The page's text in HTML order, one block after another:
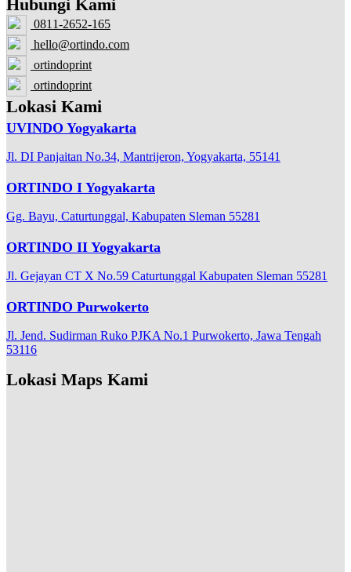
Hubungi Kami
0811-2652-165
hello@ortindo.com
ortindoprint
ortindoprint
Lokasi Kami
UVINDO Yogyakarta
Jl. DI Panjaitan No.34, Mantrijeron, Yogyakarta, 55141
ORTINDO I Yogyakarta
Gg. Bayu, Caturtunggal, Kabupaten Sleman 55281
ORTINDO II Yogyakarta
Jl. Gejayan CT X No.59 Caturtunggal Kabupaten Sleman 55281
ORTINDO Purwokerto
Jl. Jend. Sudirman Ruko PJKA No.1 Purwokerto, Jawa Tengah
53116
Lokasi Maps Kami